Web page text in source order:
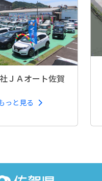
ＪＡオート佐賀
っと見る